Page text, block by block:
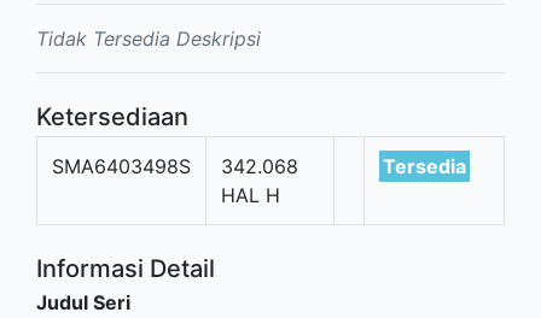
Tidak Tersedia Deskripsi
Ketersediaan
SMA6403498S
342.068
HAL H
Tersedia
Informasi Detail
Judul Seri